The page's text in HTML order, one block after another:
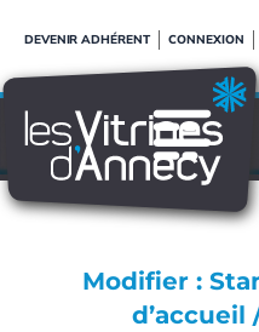
contenu
DEVENIR ADHÉRENT CONNEXION
Modifier :
d’accueil